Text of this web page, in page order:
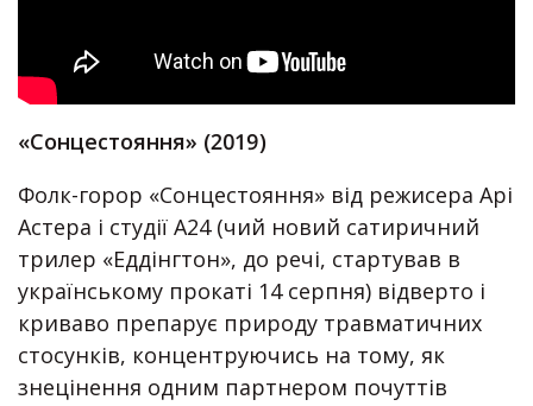
«Сонцестояння» (2019)
Фолк-горор «Сонцестояння» від режисера Арі
Астера і студії А24 (чий новий сатиричний
трилер «Еддінгтон», до речі, стартував в
українському прокаті 14 серпня) відверто і
криваво препарує природу травматичних
стосунків, концентруючись на тому, як
знецінення одним партнером почуттів